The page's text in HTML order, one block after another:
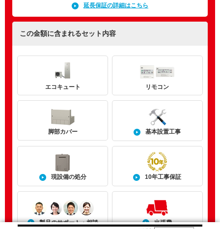
延長保証の詳細はこちら
この金額に含まれるセット内容
エコキュート リモコン
脚部カバー 基本設置工事
現設備の処分 10年工事保証
製品のサポート・相談 出張費